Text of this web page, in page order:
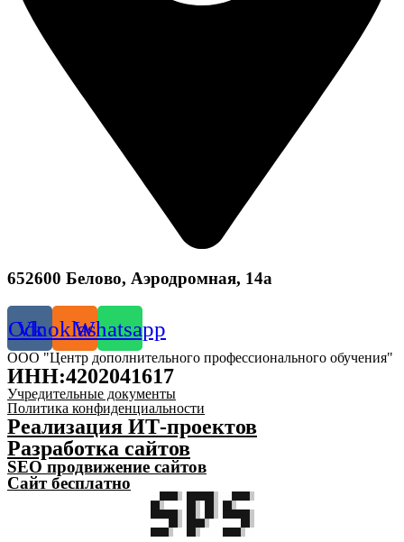
652600 Белово, Аэродромная, 14а
Vk
Odnoklassniki
Whatsapp
ООО "Центр дополнительного профессионального обучения"
ИНН:4202041617
Учредительные документы
Политика конфиденциальности
Реализация ИТ-проектов
Разработка сайтов
SEO продвижение сайтов
Сайт бесплатно